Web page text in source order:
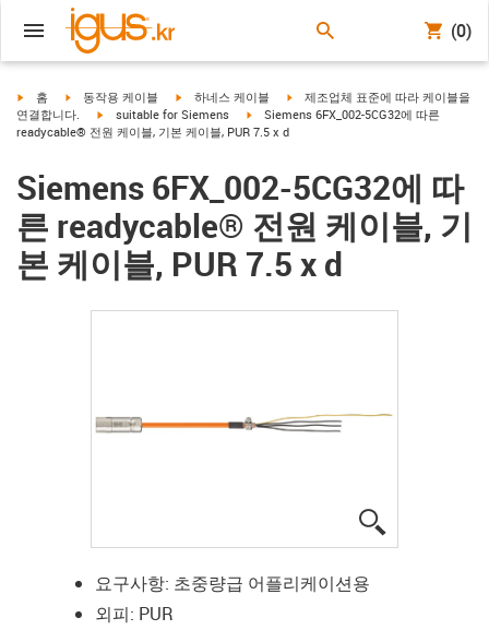
(0)
igus-icon-arrow-right
홈 igus-icon-arrow-right
동작용 케이블 igus-icon-arrow-right
하네스 케이블 igus-icon-arrow-right
제조업체 표준에 따라 케이블을
연결합니다.
igus-icon-arrow-right
suitable for Siemens igus-icon-arrow-right
Siemens 6FX_002-5CG32에 따른
readycable® 전원 케이블, 기본 케이블, PUR 7.5 x d
Siemens 6FX_002-5CG32에 따
른 readycable® 전원 케이블, 기
본 케이블, PUR 7.5 x d
요구사항: 초중량급 어플리케이션용
외피: PUR